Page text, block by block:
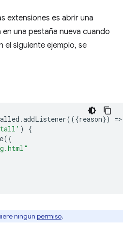
extensiones es abrir una
una pestaña nueva cuando
el siguiente ejemplo, se
.addListener(({reason}) =>
)
{
({
ningún permiso.